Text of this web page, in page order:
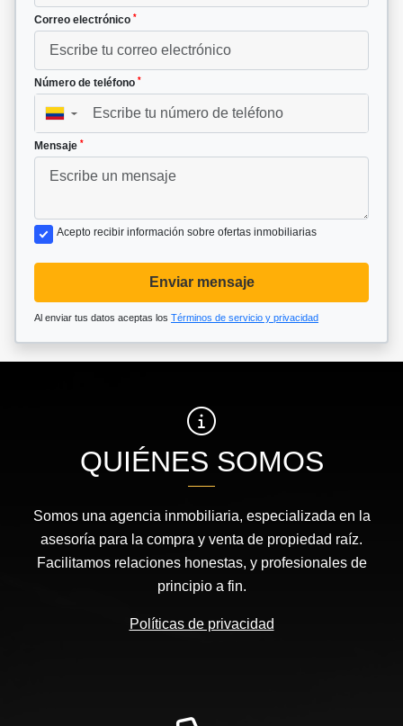
Correo electrónico *
Número de teléfono *
▼
Mensaje *
Acepto recibir información sobre ofertas inmobiliarias
Enviar mensaje
Al enviar tus datos aceptas los Términos de servicio y privacidad
QUIÉNES SOMOS
Somos una agencia inmobiliaria, especializada en la
asesoría para la compra y venta de propiedad raíz.
Facilitamos relaciones honestas, y profesionales de
principio a fin.
Políticas de privacidad